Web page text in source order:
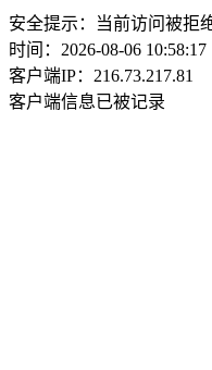
安全提示：当前访问被拒
时间：2026-08-06 10:58:17
客户端IP：216.73.217.81
客户端信息已被记录